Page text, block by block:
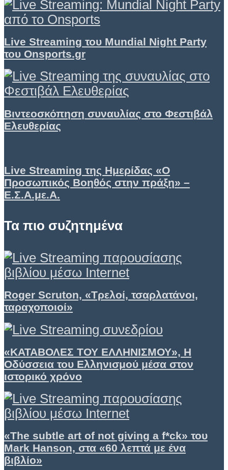
Live Streaming του Mundial Night Party
του Onsports.gr
Βιντεοσκόπηση συναυλίας στο Φεστιβάλ
Ελευθερίας
Live Streaming της Ημερίδας «Ο
Προσωπικός Βοηθός στην πράξη» –
Ε.Σ.Α.με.Α.
Τα πιο συζητημένα
Roger Scruton, «Τρελοί, τσαρλατάνοι,
ταραχοποιοί»
«ΚΑΤΑΒΟΛΕΣ ΤΟΥ ΕΛΛΗΝΙΣΜΟΥ», Η
Οδύσσεια του Ελληνισμού μέσα στον
ιστορικό χρόνο
«The subtle art of not giving a f*ck» του
Mark Hanson, στα «60 λεπτά με ένα
βιβλίο»